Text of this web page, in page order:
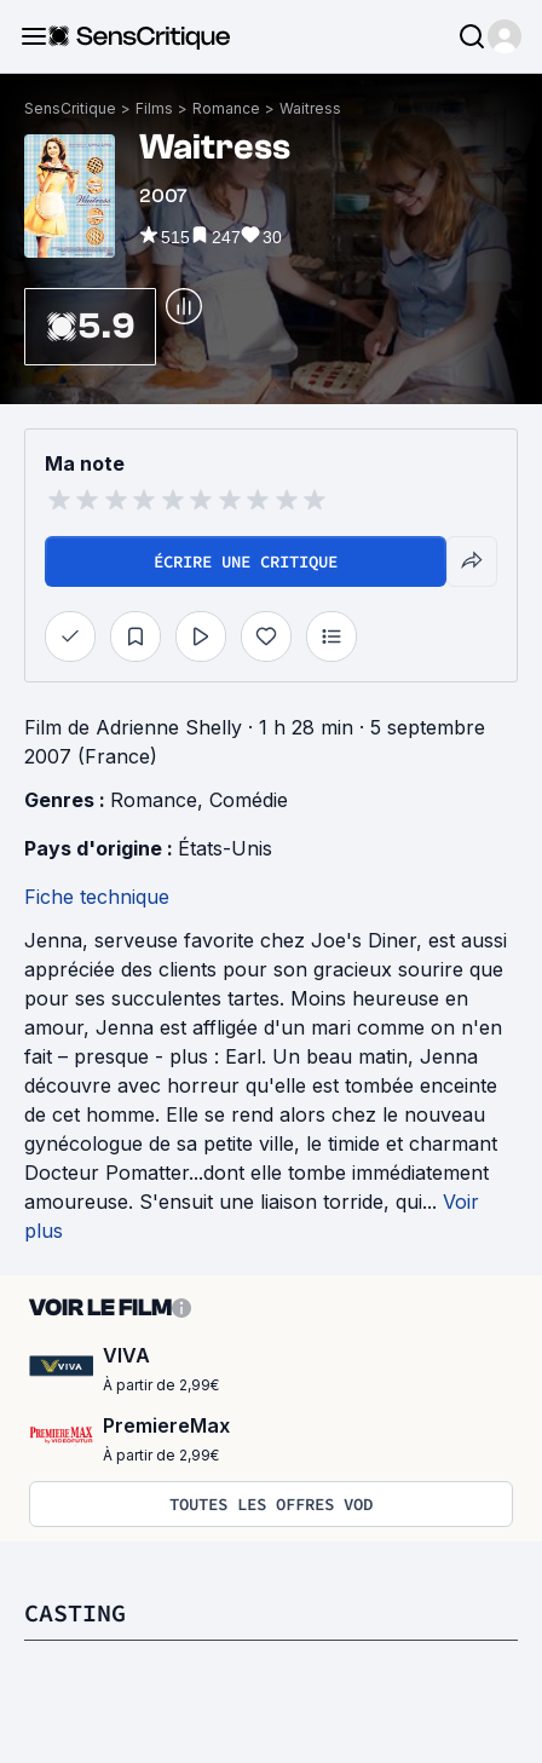
SensCritique > Films > Romance > Waitress
Waitress
2007
515 247 30
5.9
Ma note
ÉCRIRE UNE CRITIQUE
Film de Adrienne Shelly · 1 h 28 min · 5 septembre
2007 (France)
Genres : Romance, Comédie
Pays d'origine : États-Unis
Fiche technique
Jenna, serveuse favorite chez Joe's Diner, est aussi
appréciée des clients pour son gracieux sourire que
pour ses succulentes tartes. Moins heureuse en
amour, Jenna est affligée d'un mari comme on n'en
fait – presque - plus : Earl. Un beau matin, Jenna
découvre avec horreur qu'elle est tombée enceinte
de cet homme. Elle se rend alors chez le nouveau
gynécologue de sa petite ville, le timide et charmant
Docteur Pomatter...dont elle tombe immédiatement
amoureuse. S'ensuit une liaison torride, qui... Voir
plus
VOIR LE FILM
VIVA
À partir de 2,99€
PremiereMax
À partir de 2,99€
TOUTES LES OFFRES VOD
CASTING